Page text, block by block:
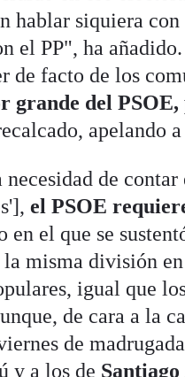
hablar siquiera
el PP", ha
facto de los
grande del PSOE,
apelando
de
el PSOE
en el que se
misma división
igual que
de cara a la
de
y a los de